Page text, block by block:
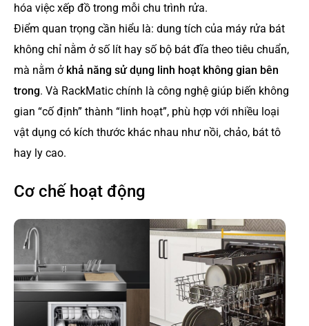
hóa việc xếp đồ trong mỗi chu trình rửa.
Điểm quan trọng cần hiểu là: dung tích của máy rửa bát
không chỉ nằm ở số lít hay số bộ bát đĩa theo tiêu chuẩn,
mà nằm ở khả năng sử dụng linh hoạt không gian bên
trong. Và RackMatic chính là công nghệ giúp biến không
gian “cố định” thành “linh hoạt”, phù hợp với nhiều loại
vật dụng có kích thước khác nhau như nồi, chảo, bát tô
hay ly cao.
Cơ chế hoạt động